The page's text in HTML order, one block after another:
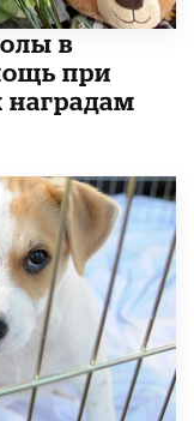
в
при
наградам